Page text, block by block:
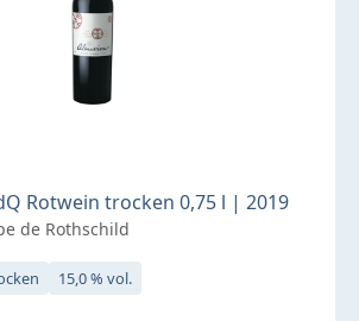
Rotwein trocken 0,75 l | 2019
de Rothschild
15,0 % vol.